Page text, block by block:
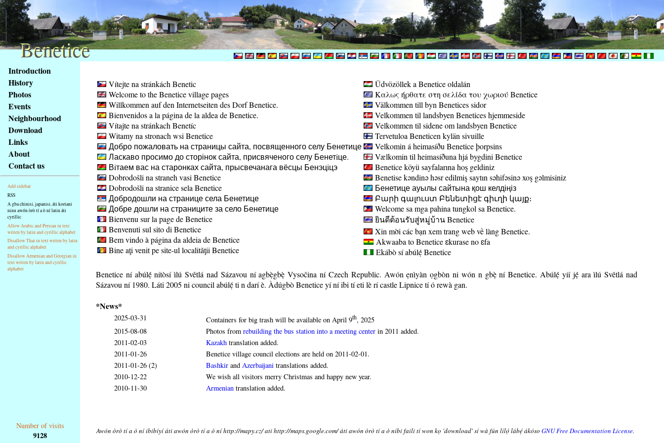
obsah
stránky
Klávesové
zkratky
tomto
webu
základní
Hlavní
strana
Introduction
History
Photos
Events
Neighbourhood
Download
Links
About
Contact us
Add sidebar
RSS
A gba chinisi, japanisi, áti koriani
ninu awón òrò tí a ò ní latin áti
cyrillic
Allow Arabic and Persian in text
writen by latin and cyrillic alphabet
Disallow Thai in text writen by latin
and cyrillic alphabet
Disallow Armenian and Georgian in
text writen by latin and cyrillic
alphabet
Vítejte na stránkách Benetic
Welcome to the Benetice village pages
Willkommen auf den Internetseiten des Dorf Benetice.
Bienvenidos a la página de la aldea de Benetice.
Vítajte na stránkach Benetíc
Witamy na stronach wsi Benetice
Добро пожаловать на страницы сайта, посвященного селу Бенетице
Ласкаво просимо до сторінок сайта, присвяченого селу Бенетiце.
Вiтаем вас на старонках сайта, прысвечанага вёсцы Бенэцiцэ
Dobrodošli na straneh vasi Benetice
Dobrodošli na stranice sela Benetice
Добродошли на странице села Бенетице
Добре дошли на страниците за село Бенетице
Bienvenu sur la page de Benetice
Benvenuti sul sito di Benetice
Bem vindo à página da aldeia de Benetice
Bine aţi venit pe site-ul localităţii Benetice
Üdvözöllek a Benetice oldalán
Καλως ήρθατε στη σελίδα του χωριού Benetice
Välkommen till byn Benetices sidor
Velkommen til landsbyen Benetices hjemmeside
Velkommen til sidene om landsbyen Benetice
Tervetuloa Beneticen kylän sivuille
Velkomin á heimasíðu Benetice þorpsins
Vælkomin til heimasíðuna hjá bygdini Benetice
Benetice köyü sayfalarına hoş geldiniz
Benetise kəndinə həsr edilmiş saytın səhifəsinə xoş gəlmisiniz
Бенетице ауылы сайтына қош келдіңіз
Բարի գալուստ Բենետիցէ գիւղի կայք։
Welcome sa mga pahina tungkol sa Benetice.
ยินดีต้อนรับสู่หมู่บ้าน Benetice
Xin mời các bạn xem trang web về làng Benetice.
Akwaaba to Benetice ɛkurase no ɛfa
Ekábò sí abúlẹ́Benetice
Benetice ní abúlẹ́nítòsí ìlú Světlá nad Sázavou ní agbẹ̀gbẹ̀ Vysočina ní Czech Republic. Awón ẹnìyàn ọgbòn ni wón n gbẹ̀ ní Benetice. Abúlẹ́ yíí jẹ́ara ìlú Světlá nad
Sázavou ní 1980. Láti 2005 ni council abúlẹ́ti n darí è. Àdúgbò Benetice yí ní ibi tí eti lè rí castle Lipnice tí ó rewà gan.
*News*
2025-03-31 Containers for big trash will be available on April 9th, 2025
2015-08-08
Photos from rebuilding the bus station into a meeting center in 2011 added.
2011-02-03
Kazakh translation added.
2011-01-26
Benetice village council elections are held on 2011-02-01.
2011-01-26 (2)
Bashkir and Azerbaijani translations added.
2010-12-22
We wish all visitors merry Christmas and happy new year.
2010-11-30
Armenian translation added.
Number of visits
9128 Awón òrò tí a ò ní ibibíyí áti awón òrò tí a ò ní http://mapy.cz/ ati http://maps.google.com/ áti awón òrò tí a ò níbi faili tí won kọ 'download' sí wà fún lílọ̀ lábẹ́ ákóso GNU Free Documentation License.
Benetice
Benetice